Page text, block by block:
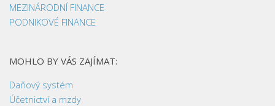
MEZINÁRODNÍ FINANCE
PODNIKOVÉ FINANCE
MOHLO BY VÁS ZAJÍMAT:
Daňový systém
Účetnictví a mzdy